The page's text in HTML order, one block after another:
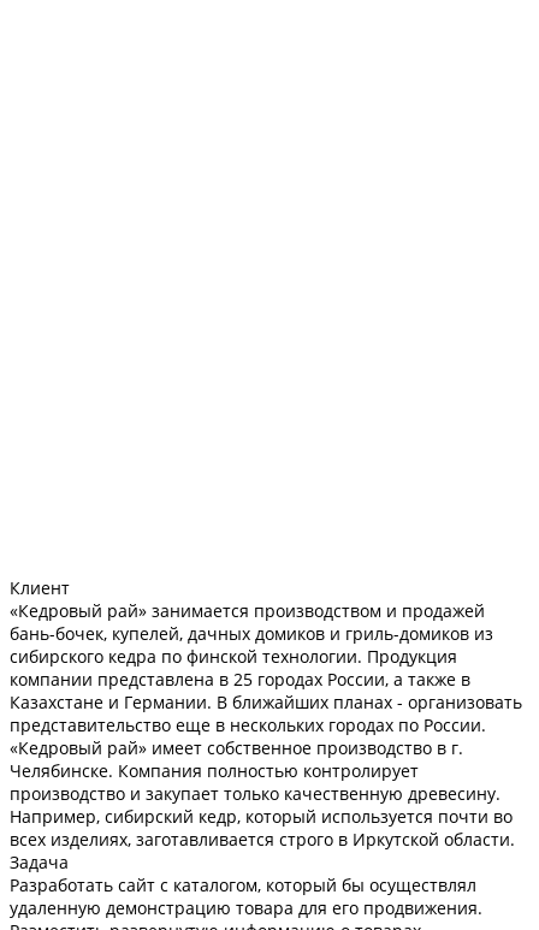
Клиент
«Кедровый рай» занимается производством и продажей
бань-бочек, купелей, дачных домиков и гриль-домиков из
сибирского кедра по финской технологии. Продукция
компании представлена в 25 городах России, а также в
Казахстане и Германии. В ближайших планах - организовать
представительство еще в нескольких городах по России.
«Кедровый рай» имеет собственное производство в г.
Челябинске. Компания полностью контролирует
производство и закупает только качественную древесину.
Например, сибирский кедр, который используется почти во
всех изделиях, заготавливается строго в Иркутской области.
Задача
Разработать сайт с каталогом, который бы осуществлял
удаленную демонстрацию товара для его продвижения.